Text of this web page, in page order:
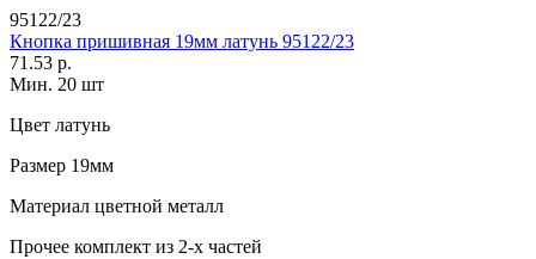
95122/23
Кнопка пришивная 19мм латунь 95122/23
71.53 р.
Мин. 20 шт
Цвет латунь
Размер 19мм
Материал цветной металл
Прочее комплект из 2-х частей